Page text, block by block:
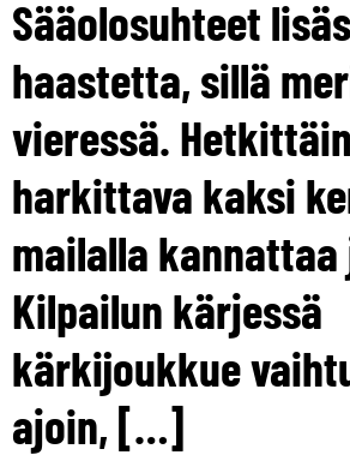
Sääolosuhteet
haastetta, sillä
vieressä.
harkittava kaksi
mailalla
Kilpailun kärjessä
kärkijoukkue
ajoin, […]